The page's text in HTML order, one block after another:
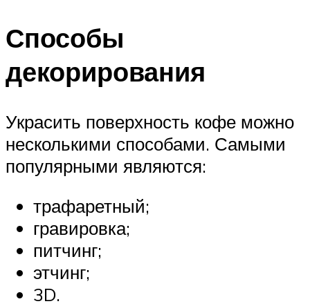
Способы
декорирования
Украсить поверхность кофе можно
несколькими способами. Самыми
популярными являются:
трафаретный;
гравировка;
питчинг;
этчинг;
3D.